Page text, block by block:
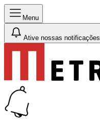
Menu
Ative nossas notificações